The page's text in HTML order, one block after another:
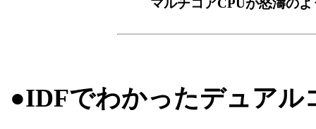
マルチコアCPUが怒濤の
●IDFでわかったデュアル